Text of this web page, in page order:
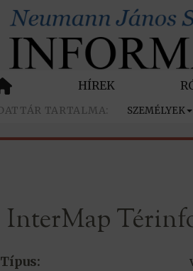
HÍREK
SZEMÉLYEK
InterMap
Típus: